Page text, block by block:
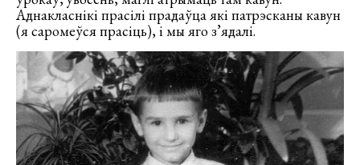
Аднакласнікі прасілі прадаўца які патрэсканы кавун
(я саромеўся прасіць), і мы яго з’ядалі.